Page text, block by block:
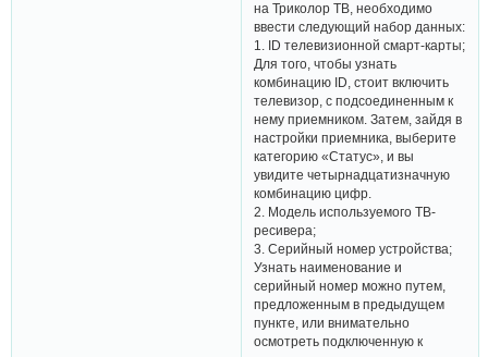
на Триколор ТВ, необходимо
ввести следующий набор данных:
1. ID телевизионной смарт-карты;
Для того, чтобы узнать
комбинацию ID, стоит включить
телевизор, с подсоединенным к
нему приемником. Затем, зайдя в
настройки приемника, выберите
категорию «Статус», и вы
увидите четырнадцатизначную
комбинацию цифр.
2. Модель используемого ТВ-
ресивера;
3. Серийный номер устройства;
Узнать наименование и
серийный номер можно путем,
предложенным в предыдущем
пункте, или внимательно
осмотреть подключенную к